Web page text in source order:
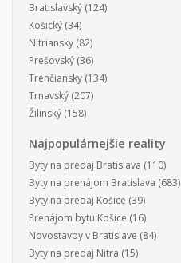
Bratislavský (124)
Košický (34)
Nitriansky (82)
Prešovský (36)
Trenčiansky (134)
Trnavský (207)
Žilinský (158)
Najpopulárnejšie reality
Byty na predaj Bratislava (110)
Byty na prenájom Bratislava (683)
Byty na predaj Košice (39)
Prenájom bytu Košice (16)
Novostavby v Bratislave (84)
Byty na predaj Nitra (15)